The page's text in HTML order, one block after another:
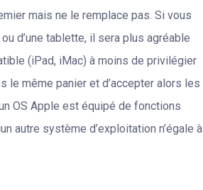
mais ne le remplace pas. Si vous
d’une tablette, il sera plus agréable
(iPad, iMac) à moins de privilégier
le même panier et d’accepter alors les
OS Apple est équipé de fonctions
autre système d’exploitation n’égale à